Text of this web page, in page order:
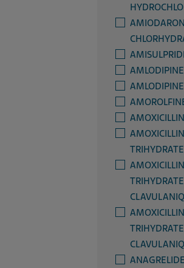
AMLODIPINE
ANAGRELIDE